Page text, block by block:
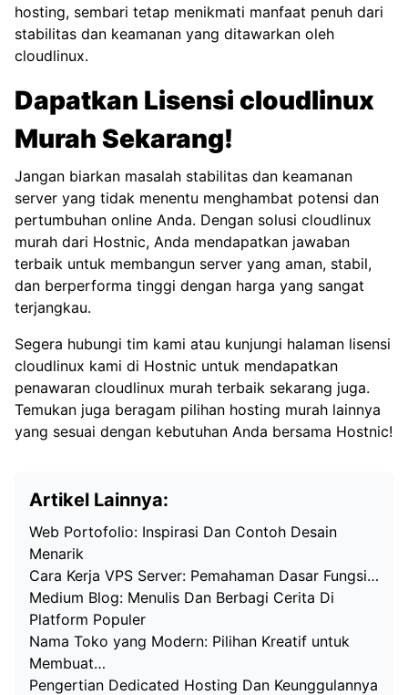
hosting, sembari tetap menikmati manfaat penuh dari
stabilitas dan keamanan yang ditawarkan oleh
cloudlinux.
Dapatkan Lisensi cloudlinux
Murah Sekarang!
Jangan biarkan masalah stabilitas dan keamanan
server yang tidak menentu menghambat potensi dan
pertumbuhan online Anda. Dengan solusi cloudlinux
murah dari Hostnic, Anda mendapatkan jawaban
terbaik untuk membangun server yang aman, stabil,
dan berperforma tinggi dengan harga yang sangat
terjangkau.
Segera hubungi tim kami atau kunjungi halaman lisensi
cloudlinux kami di Hostnic untuk mendapatkan
penawaran cloudlinux murah terbaik sekarang juga.
Temukan juga beragam pilihan hosting murah lainnya
yang sesuai dengan kebutuhan Anda bersama Hostnic!
Artikel Lainnya:
Web Portofolio: Inspirasi Dan Contoh Desain
Menarik
Cara Kerja VPS Server: Pemahaman Dasar Fungsi…
Medium Blog: Menulis Dan Berbagi Cerita Di
Platform Populer
Nama Toko yang Modern: Pilihan Kreatif untuk
Membuat…
Pengertian Dedicated Hosting Dan Keunggulannya